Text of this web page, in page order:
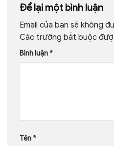
Để lại một bình luận
Email của bạn sẽ không
Các trường bắt buộc
Bình luận *
Tên *